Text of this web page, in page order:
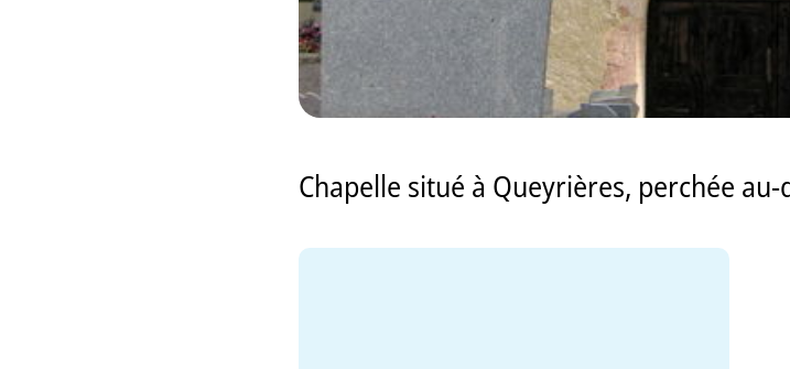
Chapelle situé à Queyrières, perchée